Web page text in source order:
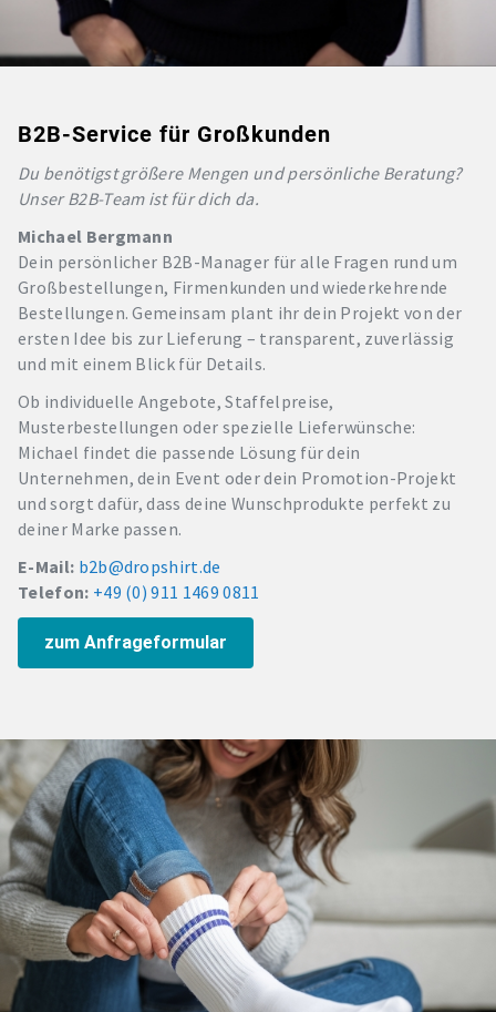
B2B-Service für Großkunden
Du benötigst größere Mengen und persönliche Beratung?
Unser B2B-Team ist für dich da.
Michael Bergmann
Dein persönlicher B2B-Manager für alle Fragen rund um
Großbestellungen, Firmenkunden und wiederkehrende
Bestellungen. Gemeinsam plant ihr dein Projekt von der
ersten Idee bis zur Lieferung – transparent, zuverlässig
und mit einem Blick für Details.
Ob individuelle Angebote, Staffelpreise,
Musterbestellungen oder spezielle Lieferwünsche:
Michael findet die passende Lösung für dein
Unternehmen, dein Event oder dein Promotion-Projekt
und sorgt dafür, dass deine Wunschprodukte perfekt zu
deiner Marke passen.
E-Mail: b2b@dropshirt.de
Telefon: +49 (0) 911 1469 0811
zum Anfrageformular